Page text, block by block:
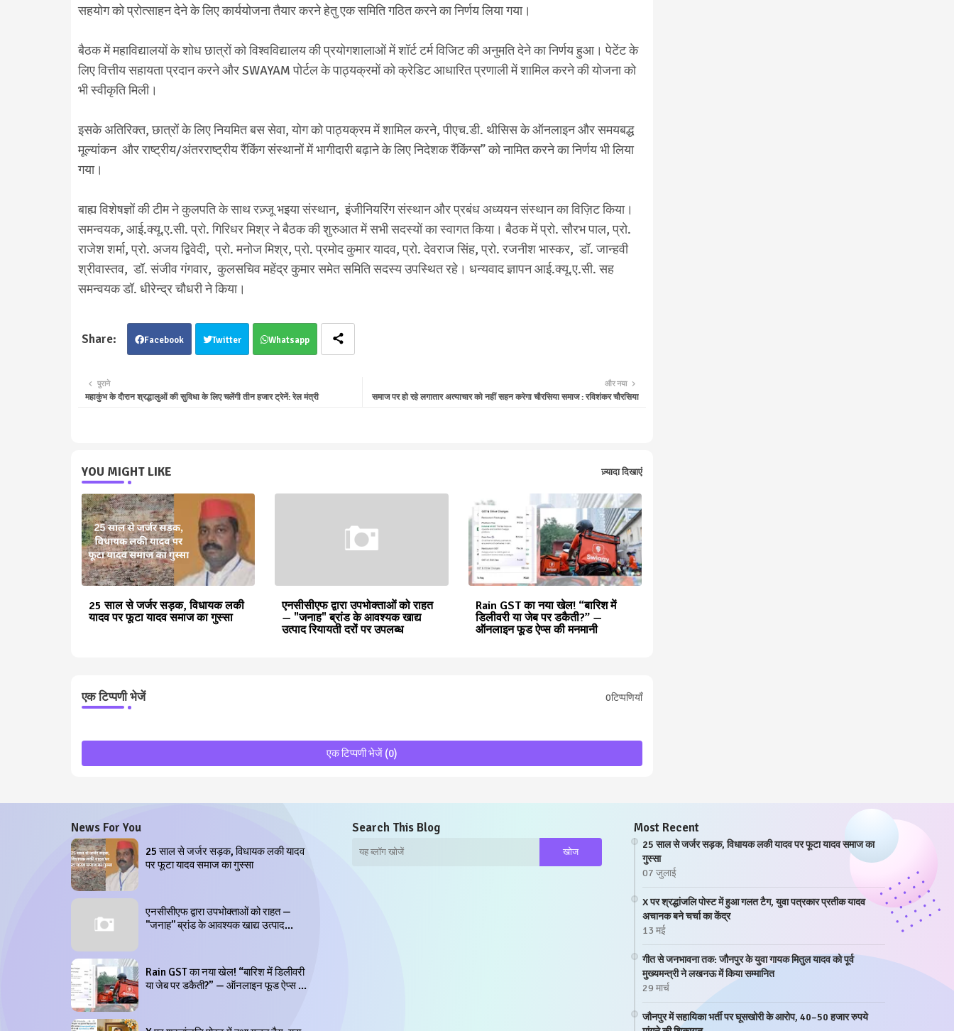
सहयोग को प्रोत्साहन देने के लिए कार्ययोजना तैयार करने हेतु एक समिति गठित करने का निर्णय लिया गया।
बैठक में महाविद्यालयों के शोध छात्रों को विश्वविद्यालय की प्रयोगशालाओं में शॉर्ट टर्म विजिट की अनुमति देने का निर्णय हुआ। पेटेंट के
लिए वित्तीय सहायता प्रदान करने और SWAYAM पोर्टल के पाठ्यक्रमों को क्रेडिट आधारित प्रणाली में शामिल करने की योजना को
भी स्वीकृति मिली।
इसके अतिरिक्त, छात्रों के लिए नियमित बस सेवा, योग को पाठ्यक्रम में शामिल करने, पीएच.डी. थीसिस के ऑनलाइन और समयबद्ध
मूल्यांकन और राष्ट्रीय/अंतरराष्ट्रीय रैंकिंग संस्थानों में भागीदारी बढ़ाने के लिए निदेशक रैंकिंग्स” को नामित करने का निर्णय भी लिया
गया।
बाह्य विशेषज्ञों की टीम ने कुलपति के साथ रज़्जू भइया संस्थान, इंजीनियरिंग संस्थान और प्रबंध अध्ययन संस्थान का विज़िट किया।
समन्वयक, आई.क्यू.ए.सी. प्रो. गिरिधर मिश्र ने बैठक की शुरुआत में सभी सदस्यों का स्वागत किया। बैठक में प्रो. सौरभ पाल, प्रो.
राजेश शर्मा, प्रो. अजय द्विवेदी, प्रो. मनोज मिश्र, प्रो. प्रमोद कुमार यादव, प्रो. देवराज सिंह, प्रो. रजनीश भास्कर, डॉ. जान्हवी
श्रीवास्तव, डॉ. संजीव गंगवार, कुलसचिव महेंद्र कुमार समेत समिति सदस्य उपस्थित रहे। धन्यवाद ज्ञापन आई.क्यू.ए.सी. सह
समन्वयक डॉ. धीरेन्द्र चौधरी ने किया।
Facebook Twitter Whatsapp
और नया
समाज पर हो रहे लगातार अत्याचार को नहीं सहन करेगा चौरसिया समाज : रविशंकर चौरसिया
पुराने
महाकुंभ के दाैरान श्रद्धालुओं की सुविधा के लिए चलेंगी तीन हजार ट्रेनें: रेल मंत्री
YOU MIGHT LIKE ज़्यादा दिखाएं
25 साल से जर्जर सड़क, विधायक लकी
यादव पर फूटा यादव समाज का गुस्सा
एनसीसीएफ द्वारा उपभोक्ताओं को राहत
— "जनाह" ब्रांड के आवश्यक खाद्य
उत्पाद रियायती दरों पर उपलब्ध
Rain GST का नया खेल! “बारिश में
डिलीवरी या जेब पर डकैती?” —
ऑनलाइन फूड ऐप्स की मनमानी
एक टिप्पणी भेजें 0टिप्पणियाँ
एक टिप्पणी भेजें (0)
News For You
25 साल से जर्जर सड़क, विधायक लकी यादव
पर फूटा यादव समाज का गुस्सा
एनसीसीएफ द्वारा उपभोक्ताओं को राहत —
"जनाह" ब्रांड के आवश्यक खाद्य उत्पाद
Rain GST का नया खेल! “बारिश में डिलीवरी
या जेब पर डकैती?” — ऑनलाइन फूड ऐप्स की
Search This Blog Most Recent
25 साल से जर्जर सड़क, विधायक लकी यादव पर फूटा यादव समाज का
गुस्सा
07 जुलाई
X पर श्रद्धांजलि पोस्ट में हुआ गलत टैग, युवा पत्रकार प्रतीक यादव
अचानक बने चर्चा का केंद्र
13 मई
गीत से जनभावना तक: जौनपुर के युवा गायक मितुल यादव को पूर्व
मुख्यमन्त्री ने लखनऊ में किया सम्मानित
29 मार्च
जौनपुर में सहायिका भर्ती पर घूसखोरी के आरोप, 40–50 हजार रुपये